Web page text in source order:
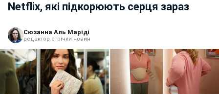
Netflix, які підкорюють серця зараз
Сюзанна Аль Маріді
редактор стрічки новин